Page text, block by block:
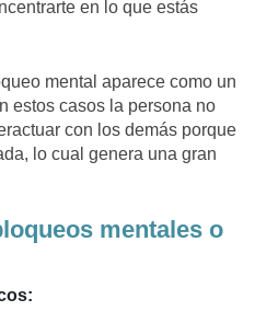
en lo que estás
mental aparece como un
estos casos la persona no
con los demás porque
lo cual genera una gran
mentales o